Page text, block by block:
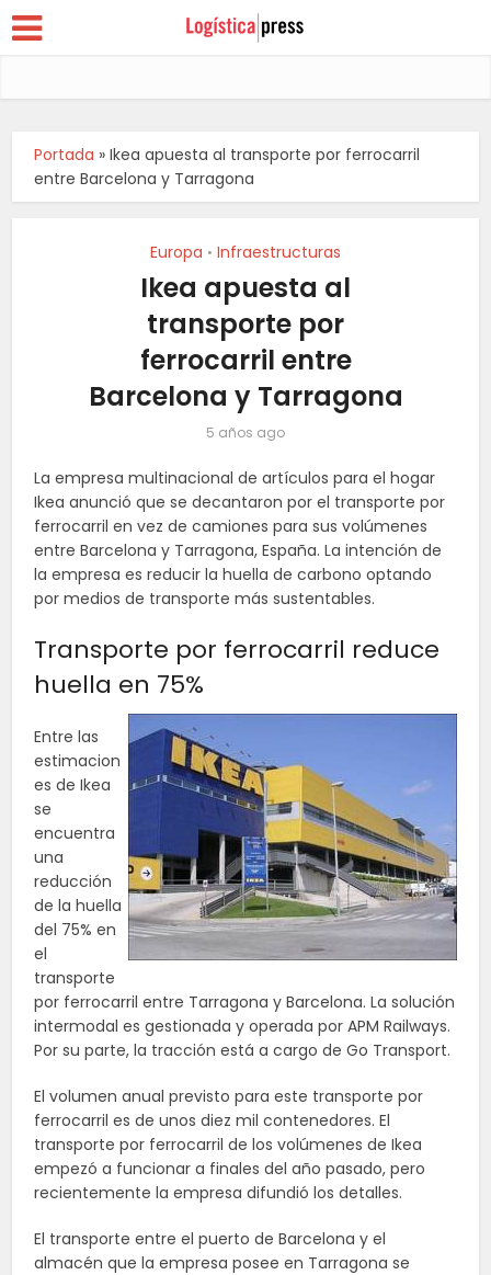
Portada »Ikea apuesta al transporte por ferrocarril
entre Barcelona y Tarragona
Europa • Infraestructuras
Ikea apuesta al
transporte por
ferrocarril entre
Barcelona y Tarragona
5 años ago
La empresa multinacional de artículos para el hogar
Ikea anunció que se decantaron por el transporte por
ferrocarril en vez de camiones para sus volúmenes
entre Barcelona y Tarragona, España. La intención de
la empresa es reducir la huella de carbono optando
por medios de transporte más sustentables.
Transporte por ferrocarril reduce
huella en 75%
Entre las
estimacion
es de Ikea
se
encuentra
una
reducción
de la huella
del 75% en
el
transporte
por ferrocarril entre Tarragona y Barcelona. La solución
intermodal es gestionada y operada por APM Railways.
Por su parte, la tracción está a cargo de Go Transport.
El volumen anual previsto para este transporte por
ferrocarril es de unos diez mil contenedores. El
transporte por ferrocarril de los volúmenes de Ikea
empezó a funcionar a finales del año pasado, pero
recientemente la empresa difundió los detalles.
El transporte entre el puerto de Barcelona y el
almacén que la empresa posee en Tarragona se